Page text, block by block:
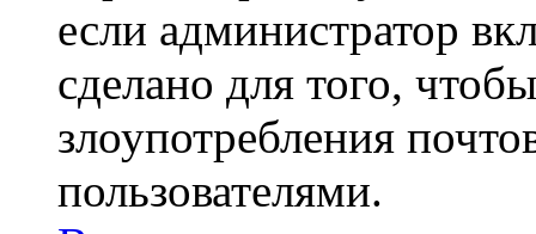
если администратор
сделано для того,
злоупотребления
пользователями.